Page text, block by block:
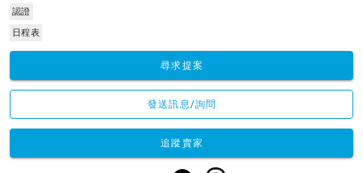
認證
日程表
尋求提案
發送訊息/詢問
追蹤賣家